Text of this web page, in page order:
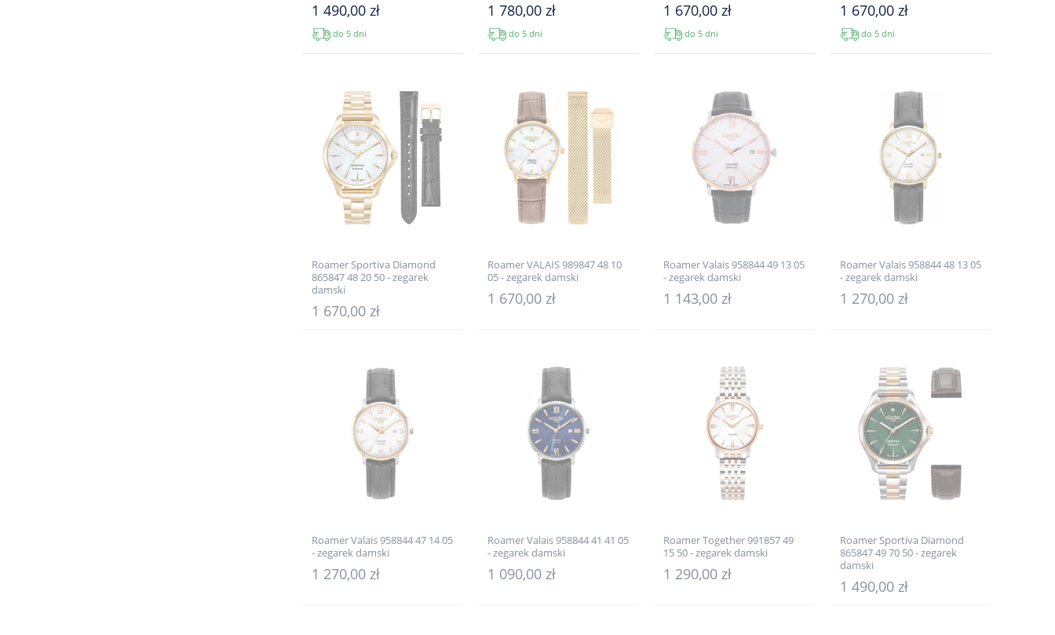
1 490,00 zł
do 5 dni
1 780,00 zł
do 5 dni
1 670,00 zł
do 5 dni
1 670,00 zł
do 5 dni
Roamer Sportiva Diamond
865847 48 20 50 - zegarek
damski
1 670,00 zł
Roamer VALAIS 989847 48 10
05 - zegarek damski
1 670,00 zł
Roamer Valais 958844 49 13 05
- zegarek damski
1 143,00 zł
Roamer Valais 958844 48 13 05
- zegarek damski
1 270,00 zł
Roamer Valais 958844 47 14 05
- zegarek damski
1 270,00 zł
Roamer Valais 958844 41 41 05
- zegarek damski
1 090,00 zł
Roamer Together 991857 49
15 50 - zegarek damski
1 290,00 zł
Roamer Sportiva Diamond
865847 49 70 50 - zegarek
damski
1 490,00 zł